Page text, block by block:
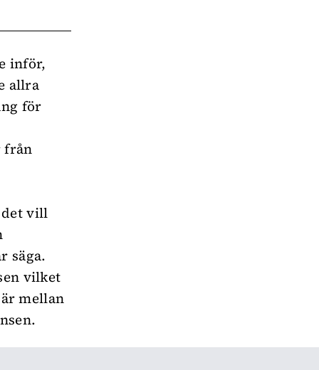
inför,
allra
för
från
det vill
säga.
vilket
mellan